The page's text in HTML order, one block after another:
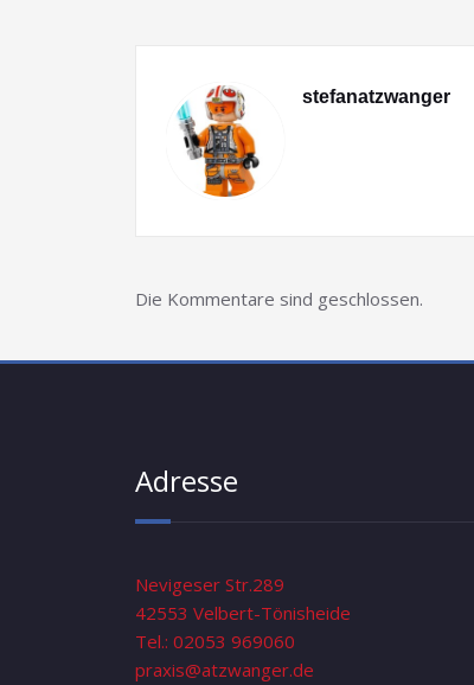
stefanatzwanger
Die Kommentare sind geschlossen.
Adresse
Nevigeser Str.289
42553 Velbert-Tönisheide
Tel.: 02053 969060
praxis@atzwanger.de